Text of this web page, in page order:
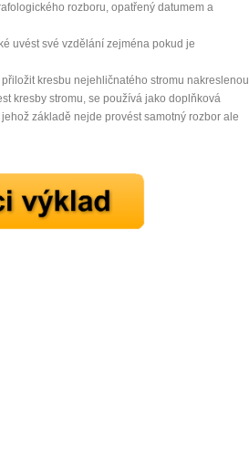
rozboru, opatřený datumem a
uvést své vzdělání zejména pokud je
kresbu nejehličnatého stromu nakreslenou
kresby stromu, se používá jako doplňková
základě nejde provést samotný rozbor ale